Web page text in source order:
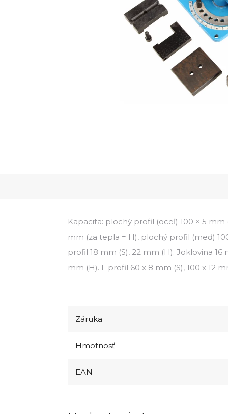
Kapacita: plochý profil (oceľ) 100 × 5 mm
mm (za tepla = H), plochý profil (meď)
profil 18 mm (S), 22 mm (H). Joklovina 16
mm (H). L profil 60 x 8 mm (S), 100 x 12
Záruka
Hmotnosť
EAN